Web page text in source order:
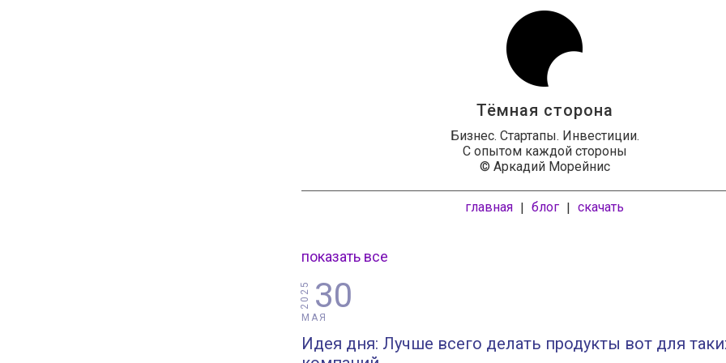
Тёмная сторона
Бизнес. Стартапы. Инвестиции.
С опытом каждой стороны
© Аркадий Морейнис
главная | блог | скачать
показать все
30
МАЯ
2025
Идея дня: Лучше всего делать продукты вот для